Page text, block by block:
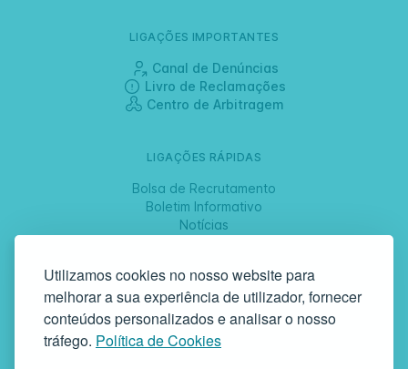
Utilizamos cookies no nosso website para
melhorar a sua experiência de utilizador, fornecer
conteúdos personalizados e analisar o nosso
tráfego. Política de Cookies
LIGAÇÕES IMPORTANTES
Canal de Denúncias
Livro de Reclamações
Centro de Arbitragem
LIGAÇÕES RÁPIDAS
Bolsa de Recrutamento
Boletim Informativo
Notícias
SIGA-NOS